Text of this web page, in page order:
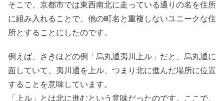
そこで、京都市では東西南北に走っている通りの名を住所
に組み入れることで、他の町名と重複しないユニークな住
所とすることにしたのです。
例えば、さきほどの例「烏丸通夷川上ル」だと、烏丸通に
面していて、夷川通を上ル、つまり北に進んだ場所に位置
することを意味しています。
「上ル」とは北に進むという意味だったのです。ここで、